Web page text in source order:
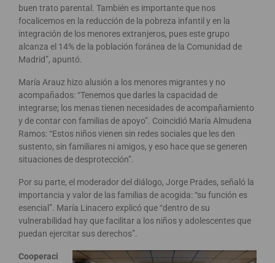
buen trato parental. También es importante que nos
focalicemos en la reducción de la pobreza infantil y en la
integración de los menores extranjeros, pues este grupo
alcanza el 14% de la población foránea de la Comunidad de
Madrid”, apuntó.
María Arauz hizo alusión a los menores migrantes y no
acompañados: “Tenemos que darles la capacidad de
integrarse; los menas tienen necesidades de acompañamiento
y de contar con familias de apoyo”. Coincidió María Almudena
Ramos: “Estos niños vienen sin redes sociales que les den
sustento, sin familiares ni amigos, y eso hace que se generen
situaciones de desprotección”.
Por su parte, el moderador del diálogo, Jorge Prades, señaló la
importancia y valor de las familias de acogida: “su función es
esencial”. María Linacero explicó que “dentro de su
vulnerabilidad hay que facilitar a los niños y adolescentes que
puedan ejercitar sus derechos”.
Cooperaci